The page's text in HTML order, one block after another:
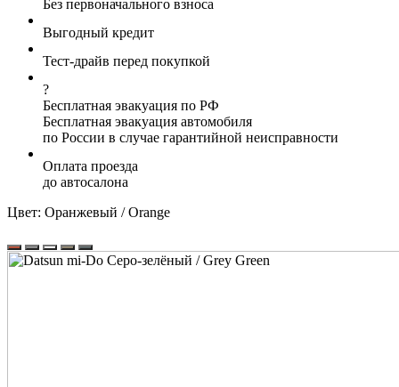
Без первоначального взноса
Выгодный кредит
Тест-драйв перед покупкой
?
Бесплатная эвакуация по РФ
Бесплатная эвакуация автомобиля
по России в случае гарантийной неисправности
Оплата проезда
до автосалона
Цвет: Оранжевый / Orange